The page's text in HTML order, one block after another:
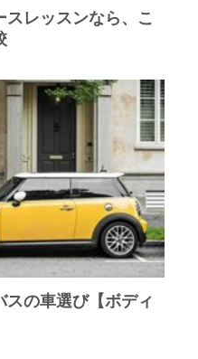
スレッスンなら、こ
スの車選び【ボディ